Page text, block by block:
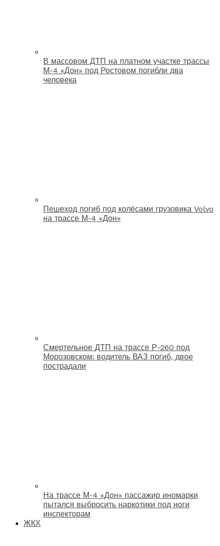
В массовом ДТП на платном участке трассы
М-4 «Дон» под Ростовом погибли два
человека
Пешеход погиб под колёсами грузовика Volvo
на трассе М-4 «Дон»
Смертельное ДТП на трассе Р-260 под
Морозовском: водитель ВАЗ погиб, двое
пострадали
На трассе М-4 «Дон» пассажир иномарки
пытался выбросить наркотики под ноги
инспекторам
ЖКХ